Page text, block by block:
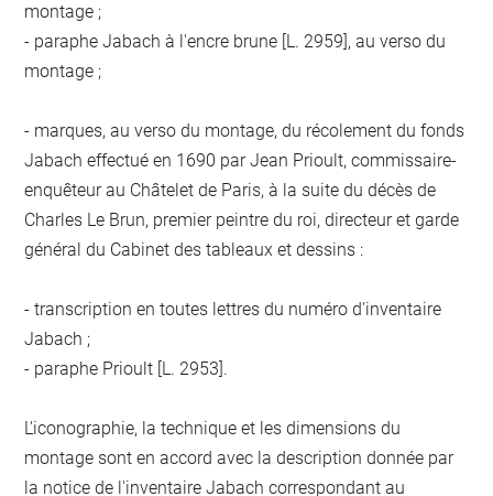
montage ;
- paraphe Jabach à l'encre brune [L. 2959], au verso du
montage ;
- marques, au verso du montage, du récolement du fonds
Jabach effectué en 1690 par Jean Prioult, commissaire-
enquêteur au Châtelet de Paris, à la suite du décès de
Charles Le Brun, premier peintre du roi, directeur et garde
général du Cabinet des tableaux et dessins :
- transcription en toutes lettres du numéro d'inventaire
Jabach ;
- paraphe Prioult [L. 2953].
L'iconographie, la technique et les dimensions du
montage sont en accord avec la description donnée par
la notice de l'inventaire Jabach correspondant au